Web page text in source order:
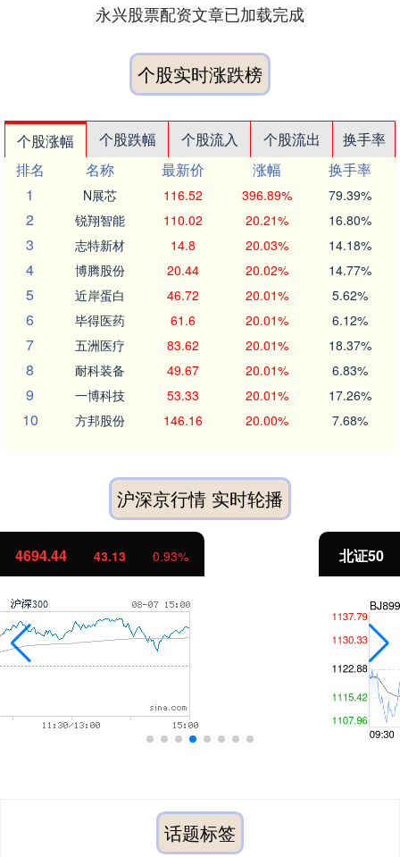
永兴股票配资文章已加载完成
个股实时涨跌榜
个股涨幅 个股跌幅 个股流入 个股流出
换手率
排名
名称 最新价 涨幅
换手率
1
N展芯 116.52 396.89% 79.39%
2 锐翔智能 110.02 20.21% 16.80%
3 志特新材 14.8 20.03% 14.18%
4 博腾股份 20.44 20.02% 14.77%
5 近岸蛋白 46.72 20.01% 5.62%
6 毕得医药 61.6 20.01% 6.12%
7 五洲医疗 83.62 20.01% 18.37%
8 耐科装备 49.67 20.01% 6.83%
9 一博科技 53.33 20.01% 17.26%
10 方邦股份 146.16 20.00% 7.68%
沪深京行情 实时轮播
北证50 1134.24
话题标签